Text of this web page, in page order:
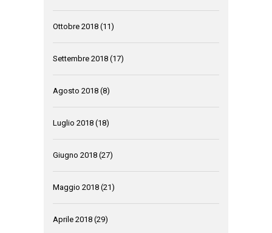
Ottobre 2018 (11)
Settembre 2018 (17)
Agosto 2018 (8)
Luglio 2018 (18)
Giugno 2018 (27)
Maggio 2018 (21)
Aprile 2018 (29)